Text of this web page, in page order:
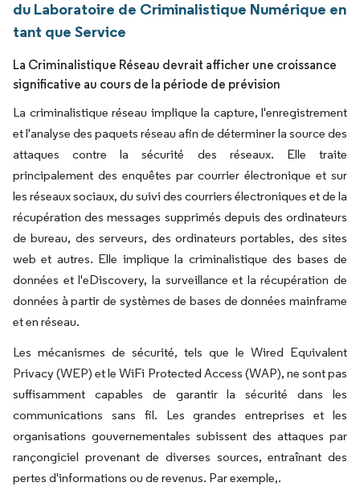
du Laboratoire de Criminalistique Numérique en
tant que Service
La Criminalistique Réseau devrait afficher une croissance
significative au cours de la période de prévision
La criminalistique réseau implique la capture, l'enregistrement
et l'analyse des paquets réseau afin de déterminer la source des
attaques contre la sécurité des réseaux. Elle traite
principalement des enquêtes par courrier électronique et sur
les réseaux sociaux, du suivi des courriers électroniques et de la
récupération des messages supprimés depuis des ordinateurs
de bureau, des serveurs, des ordinateurs portables, des sites
web et autres. Elle implique la criminalistique des bases de
données et l'eDiscovery, la surveillance et la récupération de
données à partir de systèmes de bases de données mainframe
et en réseau.
Les mécanismes de sécurité, tels que le Wired Equivalent
Privacy (WEP) et le WiFi Protected Access (WAP), ne sont pas
suffisamment capables de garantir la sécurité dans les
communications sans fil. Les grandes entreprises et les
organisations gouvernementales subissent des attaques par
rançongiciel provenant de diverses sources, entraînant des
pertes d'informations ou de revenus. Par exemple,.